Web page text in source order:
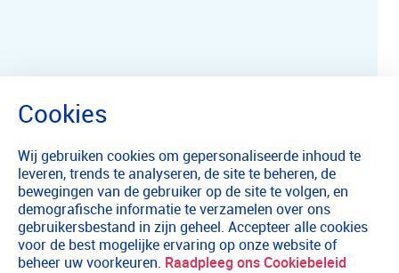
Wij gebruiken cookies om gepersonaliseerde inhoud te
leveren, trends te analyseren, de site te beheren, de
bewegingen van de gebruiker op de site te volgen, en
demografische informatie te verzamelen over ons
gebruikersbestand in zijn geheel. Accepteer alle cookies
voor de best mogelijke ervaring op onze website of
beheer uw voorkeuren. Raadpleeg ons Cookiebeleid